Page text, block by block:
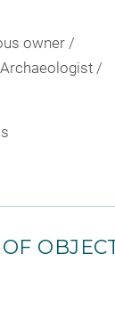
owner /
/